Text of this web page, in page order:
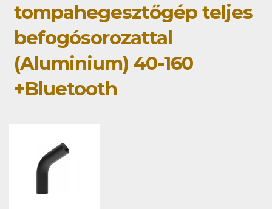
tompahegesztőgép teljes
befogósorozattal
(Aluminium) 40-160
+Bluetooth